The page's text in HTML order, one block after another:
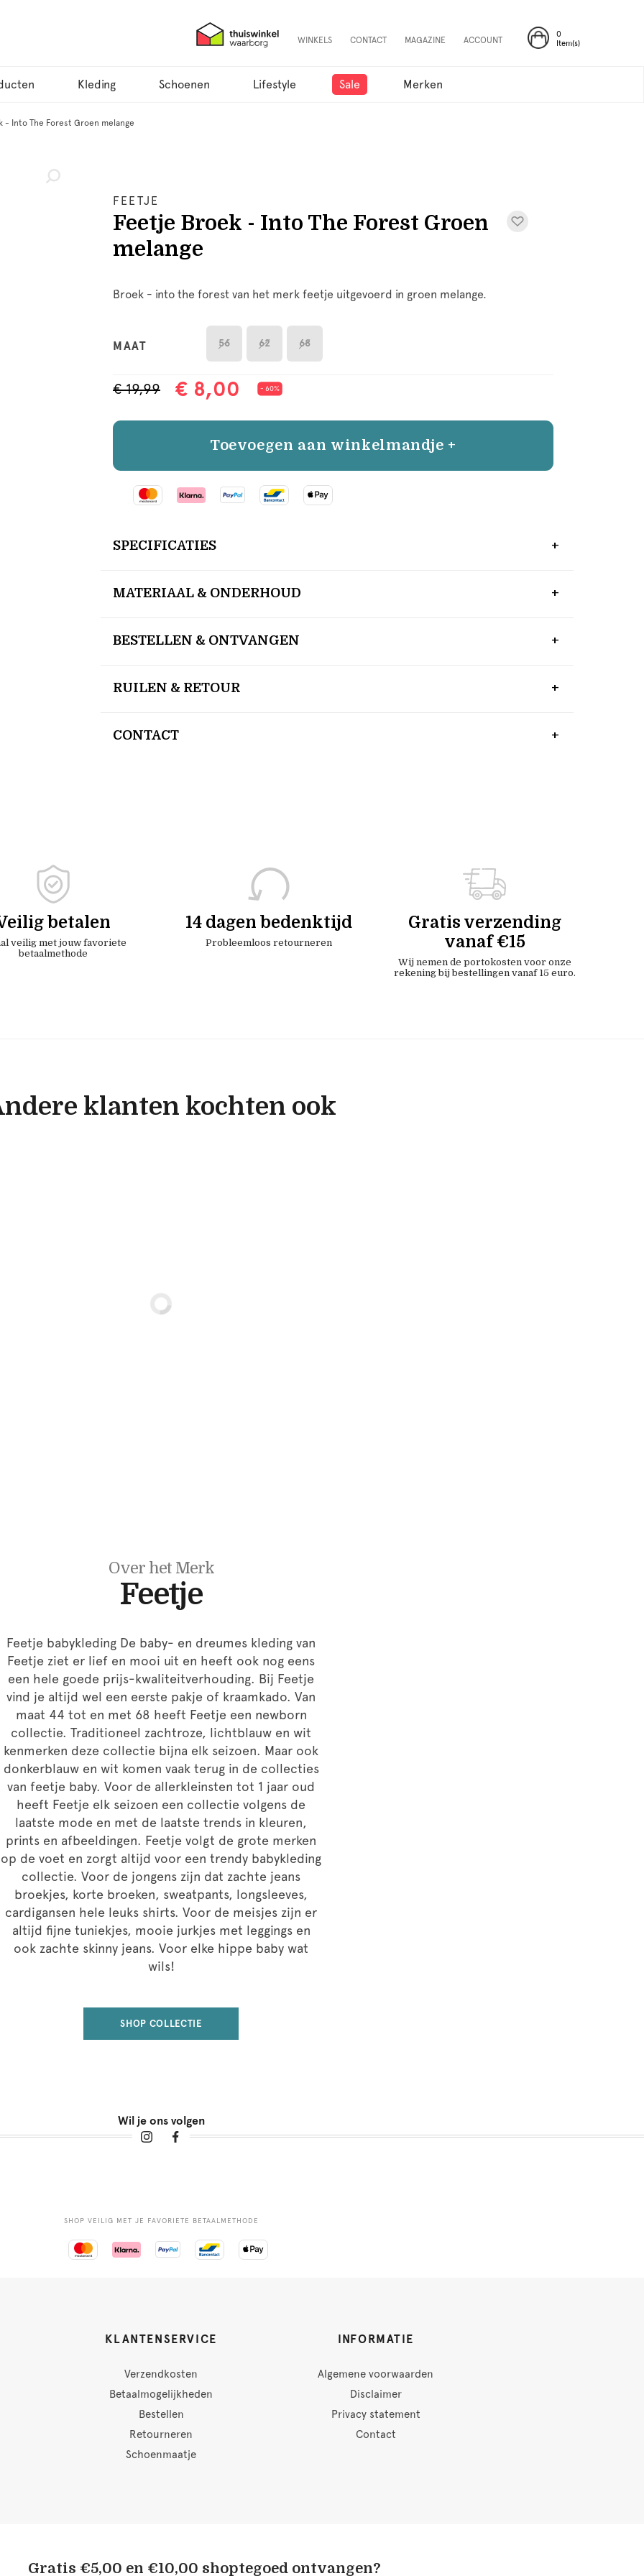
0
Item(s)
WINKELS CONTACT MAGAZINE ACCOUNT
Kleding Schoenen Lifestyle Sale Merken
- Into The Forest Groen melange
FEETJE
Feetje Broek - Into The Forest Groen
melange
Broek - into the forest van het merk feetje uitgevoerd in groen melange.
MAAT 56 62 68
€ 19,99 € 8,00 - 60%
Toevoegen aan winkelmandje +
SPECIFICATIES
MATERIAAL & ONDERHOUD
BESTELLEN & ONTVANGEN
RUILEN & RETOUR
CONTACT
betalen
veilig met jouw favoriete
betaalmethode
14 dagen bedenktijd
Probleemloos retourneren
Gratis verzending
vanaf €15
Wij nemen de portokosten voor onze
rekening bij bestellingen vanaf 15 euro.
klanten kochten ook
Over het Merk
Feetje
Feetje babykleding De baby- en dreumes kleding van
Feetje ziet er lief en mooi uit en heeft ook nog eens
een hele goede prijs-kwaliteitverhouding. Bij Feetje
vind je altijd wel een eerste pakje of kraamkado. Van
maat 44 tot en met 68 heeft Feetje een newborn
collectie. Traditioneel zachtroze, lichtblauw en wit
kenmerken deze collectie bijna elk seizoen. Maar ook
donkerblauw en wit komen vaak terug in de collecties
van feetje baby. Voor de allerkleinsten tot 1 jaar oud
heeft Feetje elk seizoen een collectie volgens de
laatste mode en met de laatste trends in kleuren,
prints en afbeeldingen. Feetje volgt de grote merken
op de voet en zorgt altijd voor een trendy babykleding
collectie. Voor de jongens zijn dat zachte jeans
broekjes, korte broeken, sweatpants, longsleeves,
cardigansen hele leuks shirts. Voor de meisjes zijn er
altijd fijne tuniekjes, mooie jurkjes met leggings en
ook zachte skinny jeans. Voor elke hippe baby wat
wils!
SHOP COLLECTIE
Wil je ons volgen
SHOP VEILIG MET JE FAVORIETE BETAALMETHODE
KLANTENSERVICE
Verzendkosten
Betaalmogelijkheden
Bestellen
Retourneren
Schoenmaatje
INFORMATIE
Algemene voorwaarden
Disclaimer
Privacy statement
Contact
Gratis €5,00 en €10,00 shoptegoed ontvangen?